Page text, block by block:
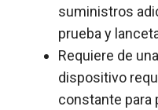
suministros
prueba y
Requiere de
dispositivo
constante para